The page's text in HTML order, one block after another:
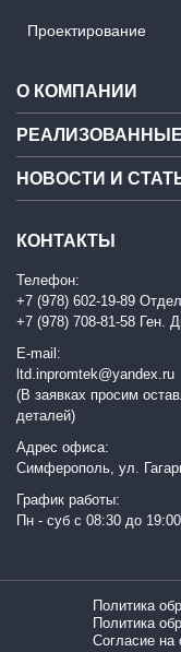
Проектирование
О КОМПАНИИ
НОВОСТИ И
КОНТАКТЫ
Телефон:
+7 (978) 602-19-89
+7 (978) 708-81-58 Ген.
E-mail:
ltd.inpromtek@yandex.ru
(В заявках просим
деталей)
Адрес офиса:
Симферополь, ул.
График работы:
Пн - суб с 08:30 до 19:00
Политика
Политика
Согласие на